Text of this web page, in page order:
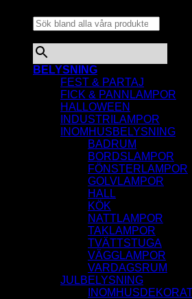
BELYSNING
FEST & PARTAJ
FICK & PANNLAMPOR
HALLOWEEN
INDUSTRILAMPOR
INOMHUSBELYSNING
BADRUM
BORDSLAMPOR
FÖNSTERLAMPOR
GOLVLAMPOR
HALL
KÖK
NATTLAMPOR
TAKLAMPOR
TVÄTTSTUGA
VÄGGLAMPOR
VARDAGSRUM
JULBELYSNING